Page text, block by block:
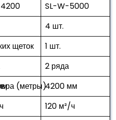
SL-W-5000
4 шт.
щеток
1 шт.
2 ряда
(метры)4200 мм
120 м²/ч